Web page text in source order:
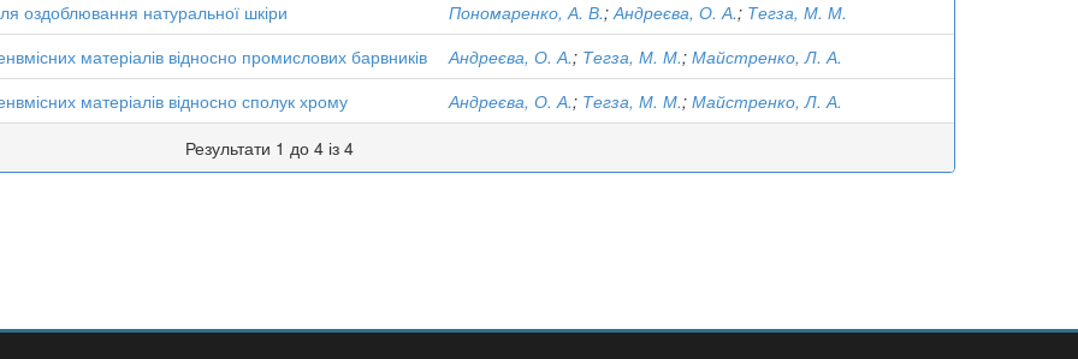
оздоблювання натуральної шкіри Пономаренко, А. В.;Андреєва, О. А.; Тегза, М. М.
матеріалів відносно промислових барвників Андреєва, О. А.; Тегза, М. М.; Майстренко, Л. А.
матеріалів відносно сполук хрому Андреєва, О. А.; Тегза, М. М.; Майстренко, Л. А.
Результати 1 до 4 із 4